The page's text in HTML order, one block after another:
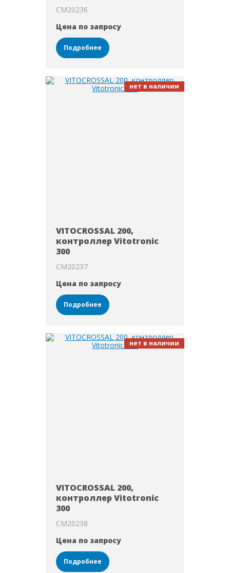
CM20236
Цена по запросу
Подробнее
нет в наличии
VITOCROSSAL 200,
контроллер Vitotronic
300
CM20237
Цена по запросу
Подробнее
нет в наличии
VITOCROSSAL 200,
контроллер Vitotronic
300
CM20238
Цена по запросу
Подробнее